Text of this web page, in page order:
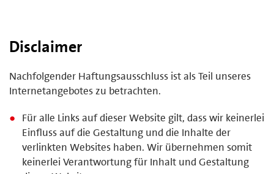
Disclaimer
Nachfolgender Haftungsausschluss ist als Teil unseres
Internetangebotes zu betrachten.
Für alle Links auf dieser Website gilt, dass wir keinerlei
Einfluss auf die Gestaltung und die Inhalte der
verlinkten Websites haben. Wir übernehmen somit
keinerlei Verantwortung für Inhalt und Gestaltung